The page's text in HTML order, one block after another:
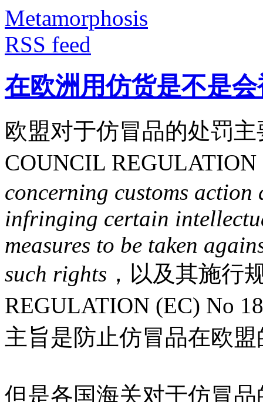
Metamorphosis
RSS feed
在欧洲用仿货是不是
欧盟对于仿冒品的处罚
COUNCIL REGULATION
concerning customs action
infringing certain
measures to be taken
such rights ，以及其施行
REGULATION (EC) No
主旨是防止仿冒品在欧
但是各国海关对于仿冒